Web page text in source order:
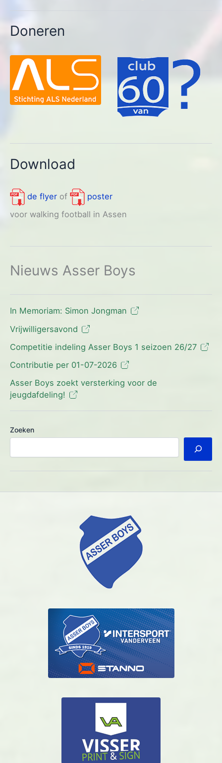
Doneren
Download
de flyer of
poster
voor walking football in Assen
Nieuws Asser Boys
In Memoriam: Simon Jongman
Vrijwilligersavond
Competitie indeling Asser Boys 1 seizoen 26/27
Contributie per 01-07-2026
Asser Boys zoekt versterking voor de
jeugdafdeling!
Zoeken